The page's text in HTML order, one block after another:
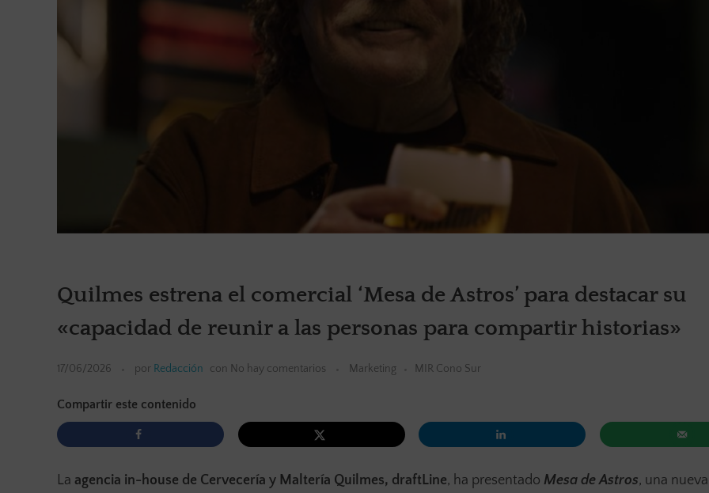
Quilmes estrena el comercial ‘Mesa de Astros’ para destacar su
«capacidad de reunir a las personas para compartir historias»
17/06/2026 por Redacción con No hay comentarios Marketing MIR Cono Sur
Compartir este contenido
La agencia in-house de Cervecería y Maltería Quilmes, draftLine, ha presentado Mesa de Astros, una